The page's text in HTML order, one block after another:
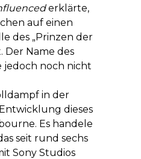
erklärte,
auf einen
des „Prinzen der
Der Name des
jedoch noch nicht
in der
dieses
Es handele
seit rund sechs
Sony Studios